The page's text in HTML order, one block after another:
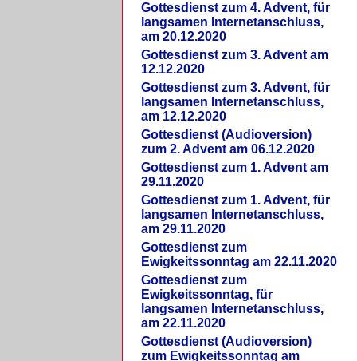
Gottesdienst zum 4. Advent, für
langsamen Internetanschluss,
am 20.12.2020
Gottesdienst zum 3. Advent am
12.12.2020
Gottesdienst zum 3. Advent, für
langsamen Internetanschluss,
am 12.12.2020
Gottesdienst (Audioversion)
zum 2. Advent am 06.12.2020
Gottesdienst zum 1. Advent am
29.11.2020
Gottesdienst zum 1. Advent, für
langsamen Internetanschluss,
am 29.11.2020
Gottesdienst zum
Ewigkeitssonntag am 22.11.2020
Gottesdienst zum
Ewigkeitssonntag, für
langsamen Internetanschluss,
am 22.11.2020
Gottesdienst (Audioversion)
zum Ewigkeitssonntag am